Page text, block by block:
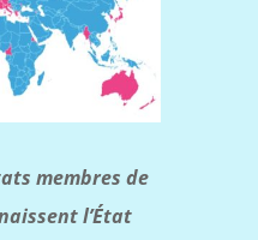
membres de
l’État